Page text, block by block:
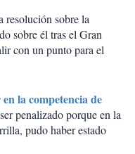
resolución sobre la
sobre él tras el Gran
con un punto para el
la competencia de
penalizado porque en la
pudo haber estado